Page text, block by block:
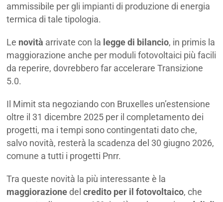
ammissibile per gli impianti di produzione di energia
termica di tale tipologia.
Le novità arrivate con la legge di bilancio, in primis la
maggiorazione anche per moduli fotovoltaici più facili
da reperire, dovrebbero far accelerare Transizione
5.0.
Il Mimit sta negoziando con Bruxelles un’estensione
oltre il 31 dicembre 2025 per il completamento dei
progetti, ma i tempi sono contingentati dato che,
salvo novità, resterà la scadenza del 30 giugno 2026,
comune a tutti i progetti Pnrr.
Tra queste novità la più interessante è la
maggiorazione delcredito per il fotovoltaico, che